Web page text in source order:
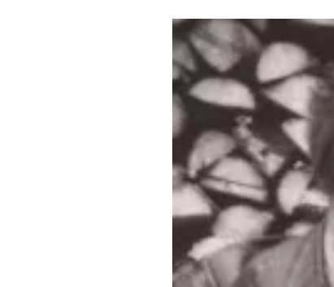
Придорожные кафе